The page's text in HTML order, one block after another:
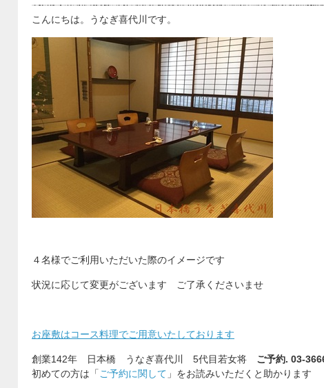
こんにちは。うなぎ喜代川です。
４名様でご利用いただいた際のイメージです
状況に応じて変更がございます ご了承くださいませ
お座敷はコース料理でご用意いたしております
創業142年 日本橋 うなぎ喜代川 5代目若女将 ご予約. 03-
初めての方は「 ご予約に関して 」をお読みいただくと助かります